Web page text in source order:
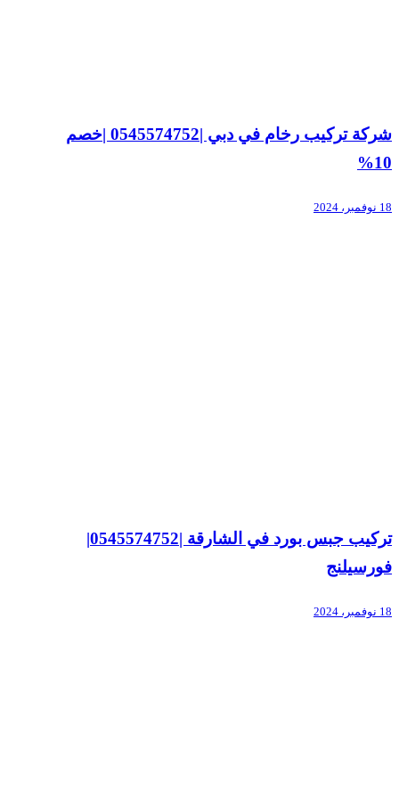
شركة تركيب رخام في دبي |0545574752 |خصم
10%
18 نوفمبر، 2024
تركيب جبس بورد في الشارقة |0545574752|
فورسيلنج
18 نوفمبر، 2024